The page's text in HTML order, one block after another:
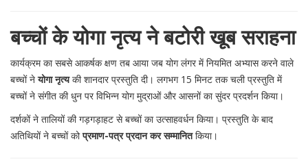
बच्चों के योगा नृत्य ने बटोरी खूब सराहना
कार्यक्रम का सबसे आकर्षक क्षण तब आया जब योग लंगर में नियमित अभ्यास करने वाले
बच्चों नेयोगा नृत्यकी शानदार प्रस्तुति दी। लगभग 15 मिनट तक चली प्रस्तुति में
बच्चों ने संगीत की धुन पर विभिन्न योग मुद्राओं और आसनों का सुंदर प्रदर्शन किया।
दर्शकों ने तालियों की गड़गड़ाहट से बच्चों का उत्साहवर्धन किया। प्रस्तुति के बाद
अतिथियों ने बच्चों कोप्रमाण-पत्र प्रदान कर सम्मानितकिया।